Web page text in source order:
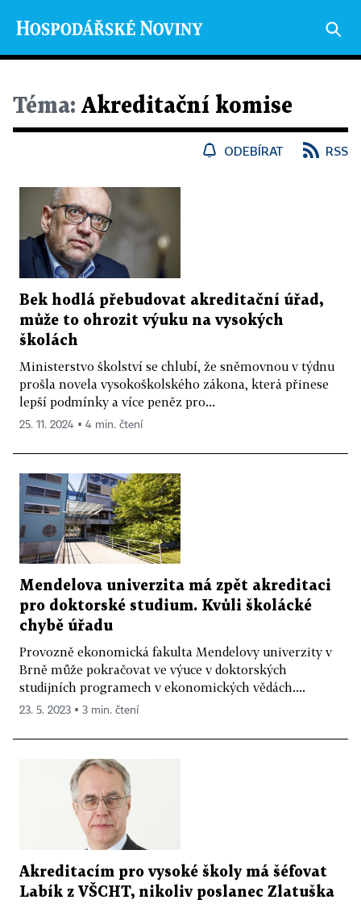
Téma: Akreditační komise
ODEBÍRAT RSS
Bek hodlá přebudovat akreditační úřad,
může to ohrozit výuku na vysokých
školách
Ministerstvo školství se chlubí, že sněmovnou v týdnu
prošla novela vysokoškolského zákona, která přinese
lepší podmínky a více peněz pro...
25. 11. 2024 ▪ 4 min. čtení
Mendelova univerzita má zpět akreditaci
pro doktorské studium. Kvůli školácké
chybě úřadu
Provozně ekonomická fakulta Mendelovy univerzity v
Brně může pokračovat ve výuce v doktorských
studijních programech v ekonomických vědách....
23. 5. 2023 ▪ 3 min. čtení
Akreditacím pro vysoké školy má šéfovat
Labík z VŠCHT, nikoliv poslanec Zlatuška